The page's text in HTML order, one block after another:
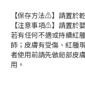
【保存方法⚠️】請置於
【注意事項⚠️】請置於
若有任何不適或持續紅
師；皮膚有受傷、紅腫
者使用前請先做局部皮
用。